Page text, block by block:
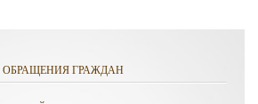
ОБРАЩЕНИЯ ГРАЖДАН